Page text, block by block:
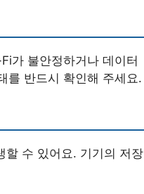
가 불안정하거나 데이터
를 반드시 확인해 주세요.
할 수 있어요. 기기의 저장